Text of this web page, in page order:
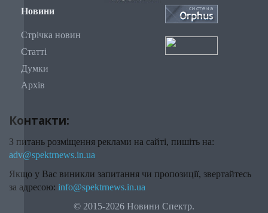
Новини
Стрічка новин
Статті
Думки
Архів
Контакти:
З питань розміщення реклами на сайті, пишіть на:
adv@spektrnews.in.ua
Якщо у Вас виникли запитання чи пропозиції, звертайтесь
за адресою: info@spektrnews.in.ua
© 2015-2026 Новини Спектр.